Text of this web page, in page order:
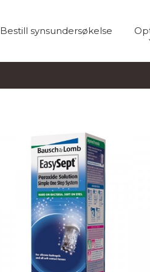
Bestill synsundersøkelse